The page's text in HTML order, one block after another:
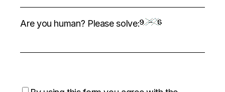
Are you human? Please solve: